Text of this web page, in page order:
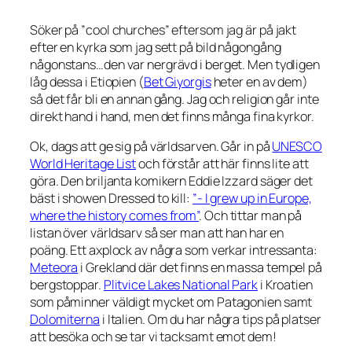
Söker på ”cool churches” eftersom jag är på jakt
efter en kyrka som jag sett på bild någongång
någonstans…den var nergrävd i berget. Men tydligen
låg dessa i Etiopien (Bet Giyorgisheter en av dem)
så det får bli en annan gång. Jag och religion går inte
direkt hand i hand, men det finns många fina kyrkor.
Ok, dags att ge sig på världsarven. Går in påUNESCO
World Heritage Listoch förstår att här finns lite att
göra. Den briljanta komikern Eddie Izzard säger det
bäst i showenDressed to kill: ”- I grew up in Europe,
where the history comes from”. Och tittar man på
listan över världsarv så ser man att han har en
poäng. Ett axplock av några som verkar intressanta:
Meteora i Grekland där det finns en massa tempel på
bergstoppar. Plitvice Lakes National Parki Kroatien
som påminner väldigt mycket om Patagonien samt
Dolomiterna i Italien. Om du har några tips på platser
att besöka och se tar vi tacksamt emot dem!